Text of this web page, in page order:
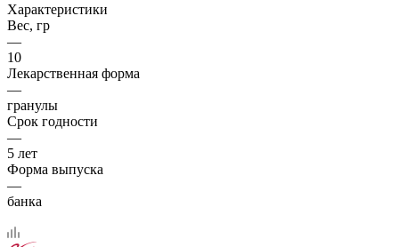
Характеристики
Вес, гр
—
10
Лекарственная форма
—
гранулы
Срок годности
—
5 лет
Форма выпуска
—
банка